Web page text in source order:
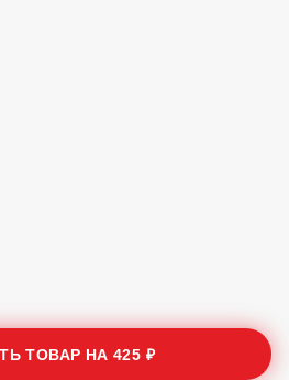
ТОВАР НА425 ₽